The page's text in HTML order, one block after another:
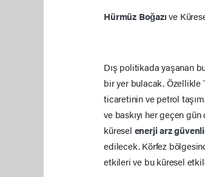
Hürmüz Boğazıve
Dış politikada yaşanan
bir yer bulacak. Özellikle
ticaretinin ve petrol
ve baskıyı her geçen
küresel enerji arz
edilecek. Körfez
etkileri ve bu küresel